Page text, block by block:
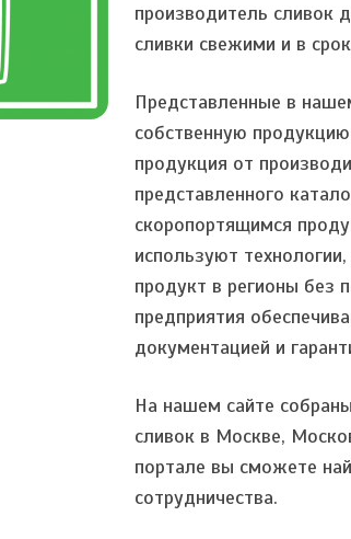
производитель сливок
сливки свежими и в
Представленные в
собственную
продукция от
представленного
скоропортящимся
используют
продукт в регионы без
предприятия
документацией и
На нашем сайте
сливок в Москве,
портале вы сможете
сотрудничества.